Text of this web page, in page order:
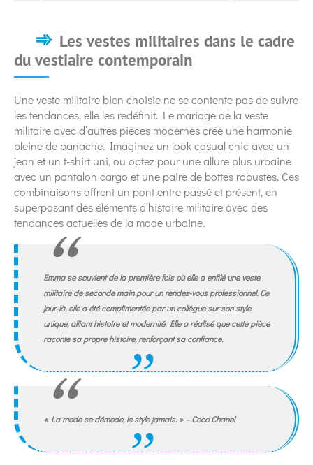
Les vestes militaires dans le cadre
du vestiaire contemporain
Une veste militaire bien choisie ne se contente pas de suivre
les tendances, elle les redéfinit. Le mariage de la veste
militaire avec d’autres pièces modernes crée une harmonie
pleine de panache. Imaginez un look casual chic avec un
jean et un t-shirt uni, ou optez pour une allure plus urbaine
avec un pantalon cargo et une paire de bottes robustes. Ces
combinaisons offrent un pont entre passé et présent, en
superposant des éléments d’histoire militaire avec des
tendances actuelles de la mode urbaine.
Emma se souvient de la première fois où elle a enfilé une veste
militaire de seconde main pour un rendez-vous professionnel. Ce
jour-là, elle a été complimentée par un collègue sur son style
unique, alliant histoire et modernité. Elle a réalisé que cette pièce
raconte sa propre histoire, renforçant sa confiance.
« La mode se démode, le style jamais. » – Coco Chanel